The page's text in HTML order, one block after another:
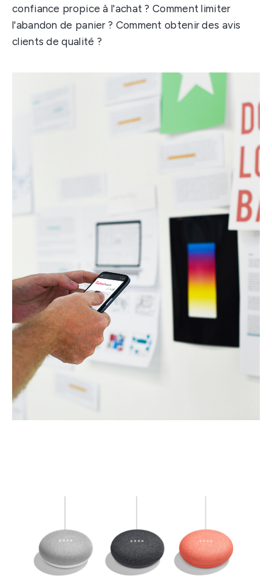
confiance propice à l'achat ? Comment limiter
l'abandon de panier ? Comment obtenir des avis
clients de qualité ?